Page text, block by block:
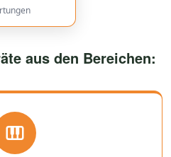
aus den Bereichen: